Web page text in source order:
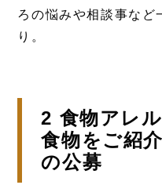
ろの悩みや相談事など
り。
2 食物アレ
食物をご紹
の公募